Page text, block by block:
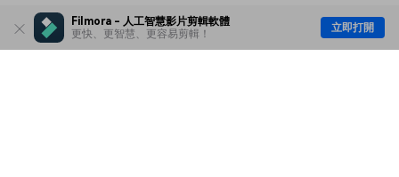
Filmora - 人工智慧影片剪輯軟體
更快、更智慧、更容易剪輯！
立即打開